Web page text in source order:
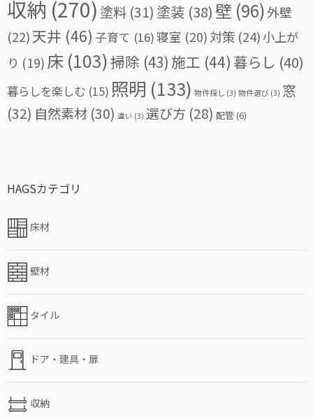
収納 (270) 塗料 (31) 塗装 (38) 壁 (96)外壁
(22)天井 (46) 子育て (16)寝室 (20) 対策 (24)小上が
り (19) 床 (103)掃除 (43) 施工 (44) 暮らし (40)
暮らしを楽しむ (15) 照明 (133) 物件探し (3) 物件選び (3) 窓
(32) 自然素材 (30) 違い (3) 選び方 (28) 配管(6)
HAGSカテゴリ
床材
壁材
タイル
ドア・建具・扉
収納